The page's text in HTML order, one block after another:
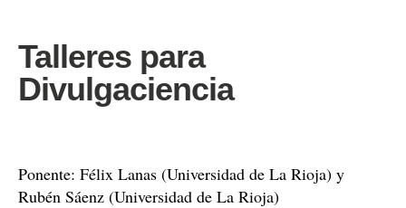
Talleres para
Divulgaciencia
Ponente: Félix Lanas (Universidad de La Rioja) y
Rubén Sáenz (Universidad de La Rioja)